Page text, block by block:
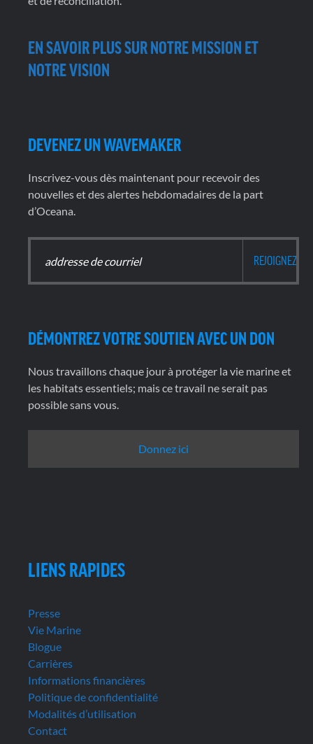
EN SAVOIR PLUS SUR NOTRE MISSION ET
NOTRE VISION
DEVENEZ UN WAVEMAKER
Inscrivez-vous dès maintenant pour recevoir des
nouvelles et des alertes hebdomadaires de la part
d’Oceana.
DÉMONTREZ VOTRE SOUTIEN AVEC UN DON
Nous travaillons chaque jour à protéger la vie marine et
les habitats essentiels; mais ce travail ne serait pas
possible sans vous.
Donnez ici
LIENS RAPIDES
Presse
Vie Marine
Blogue
Carrières
Informations financières
Politique de confidentialité
Modalités d’utilisation
Contact